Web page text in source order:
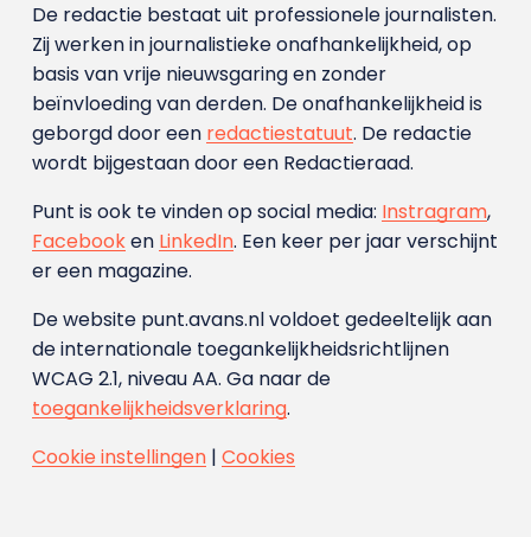
De redactie bestaat uit professionele journalisten.
Zij werken in journalistieke onafhankelijkheid, op
basis van vrije nieuwsgaring en zonder
beïnvloeding van derden. De onafhankelijkheid is
geborgd door een redactiestatuut. De redactie
wordt bijgestaan door een Redactieraad.
Punt is ook te vinden op social media: Instragram,
Facebooken LinkedIn. Een keer per jaar verschijnt
er een magazine.
De website punt.avans.nl voldoet gedeeltelijk aan
de internationale toegankelijkheidsrichtlijnen
WCAG 2.1, niveau AA. Ga naar de
toegankelijkheidsverklaring.
Cookie instellingen| Cookies